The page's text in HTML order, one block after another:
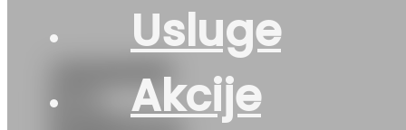
Usluge
Akcije
225/60R18
M+S